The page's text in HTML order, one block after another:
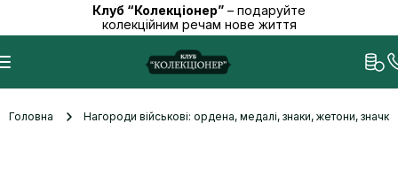
Клуб “Колекціонер” – подаруйте
колекційним речам нове життя
Головна Нагороди військові: ордена, медалі, знаки, жетони,